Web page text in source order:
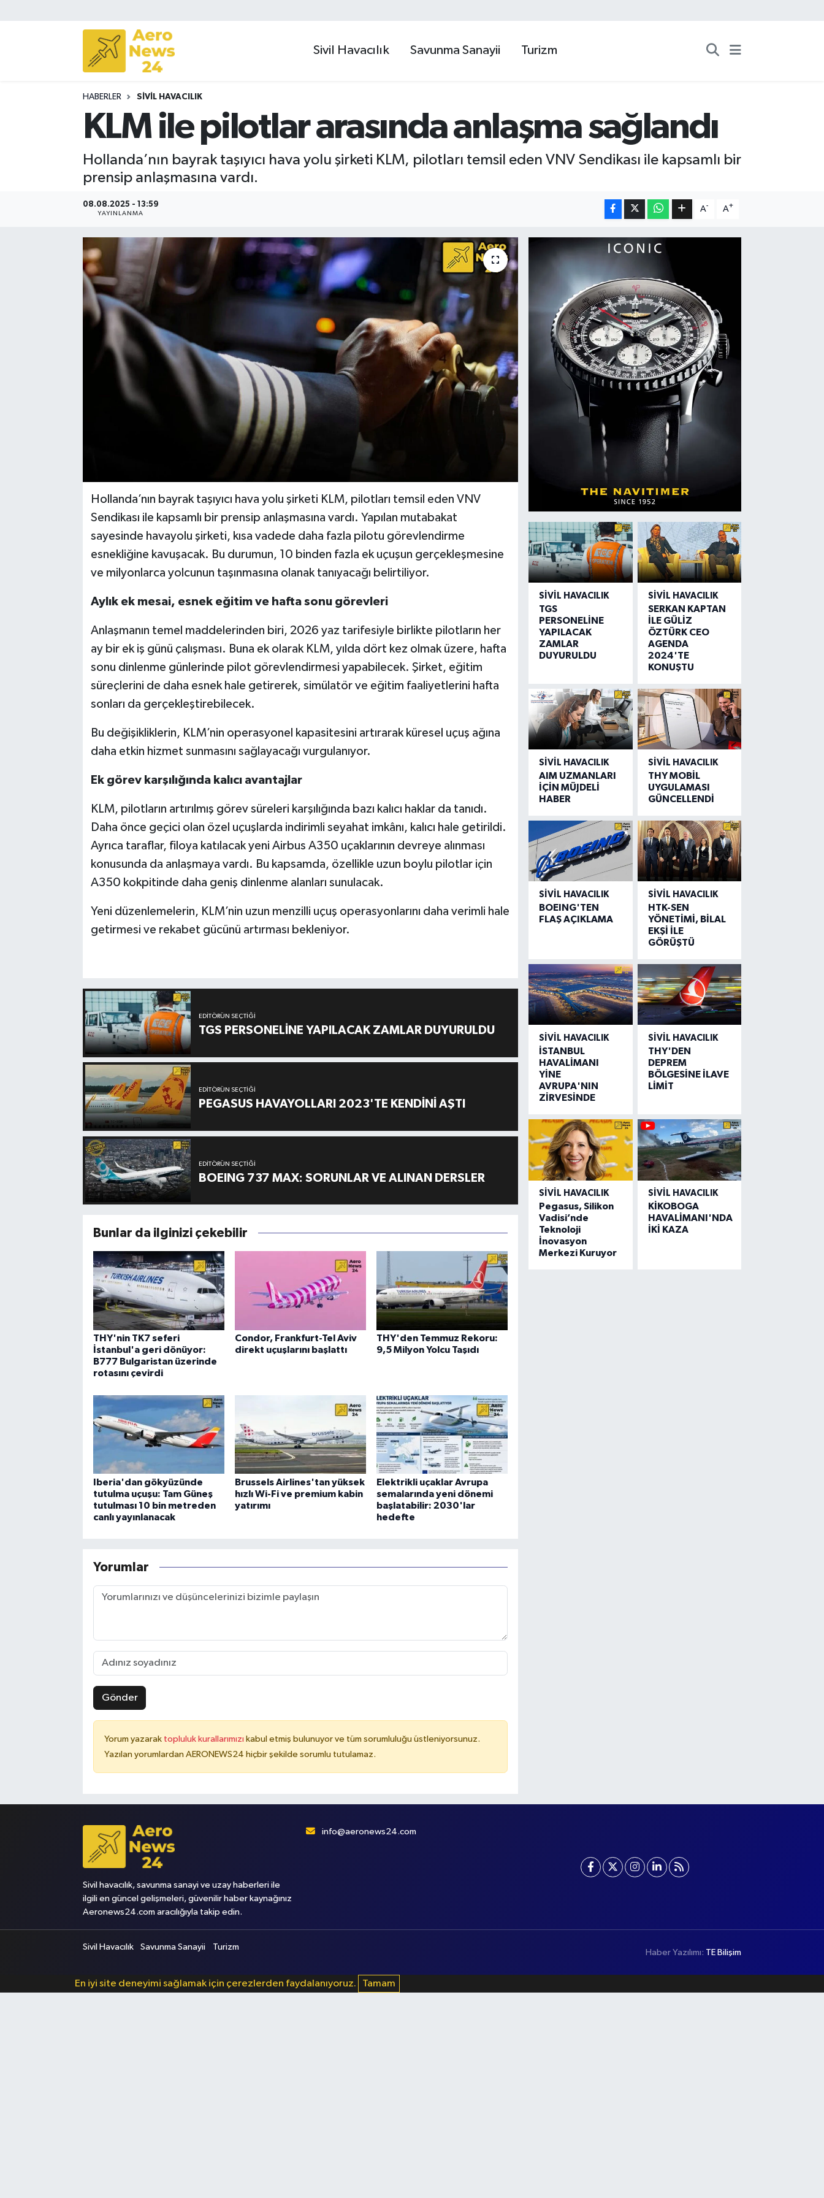
Sivil Havacılık Savunma Sanayii Turizm
HABERLER SIVIL HAVACILIK
KLM ile pilotlar arasında anlaşma sağlandı
Hollanda’nın bayrak taşıyıcı hava yolu şirketi KLM, pilotları temsil eden VNV Sendikası ile kapsamlı bir
prensip anlaşmasına vardı.
08.08.2025 - 13:59
YAYINLANMA
A- A+
Hollanda’nın bayrak taşıyıcı hava yolu şirketi KLM, pilotları temsil eden VNV
Sendikası ile kapsamlı bir prensip anlaşmasına vardı. Yapılan mutabakat
sayesinde havayolu şirketi, kısa vadede daha fazla pilotu görevlendirme
esnekliğine kavuşacak. Bu durumun, 10 binden fazla ek uçuşun gerçekleşmesine
ve milyonlarca yolcunun taşınmasına olanak tanıyacağı belirtiliyor.
Aylık ek mesai, esnek eğitim ve hafta sonu görevleri
Anlaşmanın temel maddelerinden biri, 2026 yaz tarifesiyle birlikte pilotların her
ay bir ek iş günü çalışması. Buna ek olarak KLM, yılda dört kez olmak üzere, hafta
sonu dinlenme günlerinde pilot görevlendirmesi yapabilecek. Şirket, eğitim
süreçlerini de daha esnek hale getirerek, simülatör ve eğitim faaliyetlerini hafta
sonları da gerçekleştirebilecek.
Bu değişikliklerin, KLM’nin operasyonel kapasitesini artırarak küresel uçuş ağına
daha etkin hizmet sunmasını sağlayacağı vurgulanıyor.
Ek görev karşılığında kalıcı avantajlar
KLM, pilotların artırılmış görev süreleri karşılığında bazı kalıcı haklar da tanıdı.
Daha önce geçici olan özel uçuşlarda indirimli seyahat imkânı, kalıcı hale getirildi.
Ayrıca taraflar, filoya katılacak yeni Airbus A350 uçaklarının devreye alınması
konusunda da anlaşmaya vardı. Bu kapsamda, özellikle uzun boylu pilotlar için
A350 kokpitinde daha geniş dinlenme alanları sunulacak.
Yeni düzenlemelerin, KLM’nin uzun menzilli uçuş operasyonlarını daha verimli hale
getirmesi ve rekabet gücünü artırması bekleniyor.
EDITÖRÜN SEÇTIĞI
TGS PERSONELİNE YAPILACAK ZAMLAR DUYURULDU
EDITÖRÜN SEÇTIĞI
PEGASUS HAVAYOLLARI 2023'TE KENDİNİ AŞTI
EDITÖRÜN SEÇTIĞI
BOEING 737 MAX: SORUNLAR VE ALINAN DERSLER
Bunlar da ilginizi çekebilir
THY'nin TK7 seferi
İstanbul'a geri dönüyor:
B777 Bulgaristan üzerinde
rotasını çevirdi
Condor, Frankfurt-Tel Aviv
direkt uçuşlarını başlattı
THY'den Temmuz Rekoru:
9,5 Milyon Yolcu Taşıdı
Iberia'dan gökyüzünde
tutulma uçuşu: Tam Güneş
tutulması 10 bin metreden
canlı yayınlanacak
Brussels Airlines'tan yüksek
hızlı Wi-Fi ve premium kabin
yatırımı
Elektrikli uçaklar Avrupa
semalarında yeni dönemi
başlatabilir: 2030'lar
hedefte
Yorumlar
Gönder
Yorum yazarak topluluk kurallarımızı kabul etmiş bulunuyor ve tüm sorumluluğu üstleniyorsunuz.
Yazılan yorumlardan AERONEWS24 hiçbir şekilde sorumlu tutulamaz.
SIVIL HAVACILIK
TGS
PERSONELİNE
YAPILACAK
ZAMLAR
DUYURULDU
SIVIL HAVACILIK
SERKAN KAPTAN
İLE GÜLİZ
ÖZTÜRK CEO
AGENDA
2024'TE
KONUŞTU
SIVIL HAVACILIK
AIM UZMANLARI
İÇİN MÜJDELİ
HABER
SIVIL HAVACILIK
THY MOBİL
UYGULAMASI
GÜNCELLENDİ
SIVIL HAVACILIK
BOEING'TEN
FLAŞ AÇIKLAMA
SIVIL HAVACILIK
HTK-SEN
YÖNETİMİ, BİLAL
EKŞİ İLE
GÖRÜŞTÜ
SIVIL HAVACILIK
İSTANBUL
HAVALİMANI
YİNE
AVRUPA'NIN
ZİRVESİNDE
SIVIL HAVACILIK
THY'DEN
DEPREM
BÖLGESİNE İLAVE
LİMİT
SIVIL HAVACILIK
Pegasus, Silikon
Vadisi’nde
Teknoloji
İnovasyon
Merkezi Kuruyor
SIVIL HAVACILIK
KİKOBOGA
HAVALİMANI'NDA
İKİ KAZA
Sivil havacılık, savunma sanayi ve uzay haberleri ile
ilgili en güncel gelişmeleri, güvenilir haber kaynağınız
Aeronews24.com aracılığıyla takip edin.
info@aeronews24.com
Sivil Havacılık Savunma Sanayii Turizm
Haber Yazılımı: TE Bilişim
En iyi site deneyimi sağlamak için çerezlerden faydalanıyoruz. Tamam
Sivil Havacılık